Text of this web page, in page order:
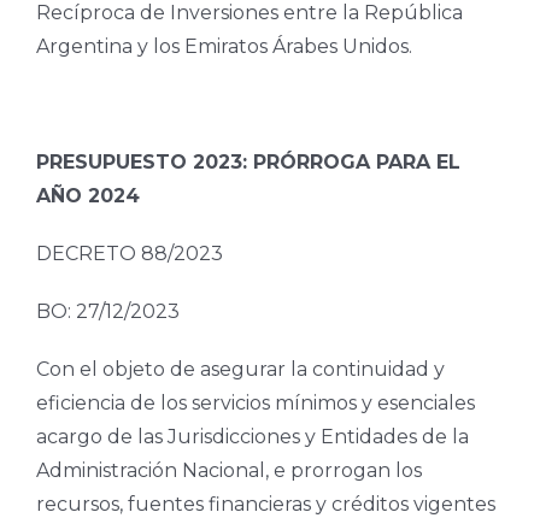
Recíproca de Inversiones entre la República
Argentina y los Emiratos Árabes Unidos.
PRESUPUESTO 2023: PRÓRROGA PARA EL
AÑO 2024
DECRETO 88/2023
BO: 27/12/2023
Con el objeto de asegurar la continuidad y
eficiencia de los servicios mínimos y esenciales
acargo de las Jurisdicciones y Entidades de la
Administración Nacional, e prorrogan los
recursos, fuentes financieras y créditos vigentes